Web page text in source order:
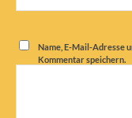
Name, E-Mail-Adresse
Kommentar speichern.